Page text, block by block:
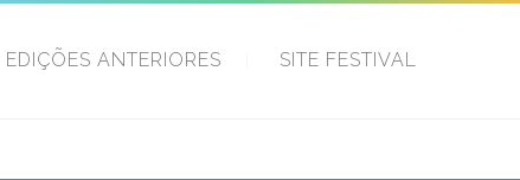
EDIÇÕES ANTERIORES SITE FESTIVAL